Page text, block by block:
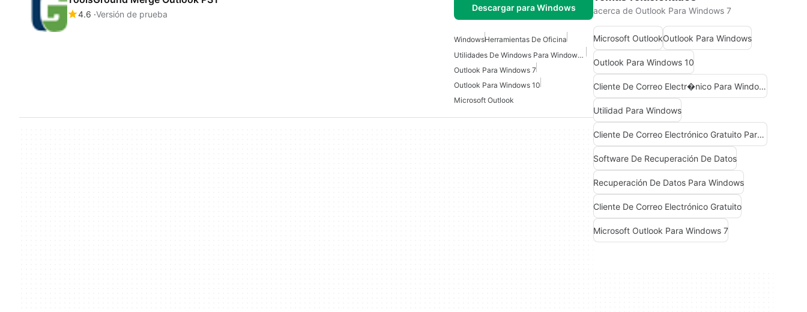
4.6 Versión de prueba
Descargar para Windows
WindowsHerramientas De Oficina
Utilidades De Windows Para Windows 10
Outlook Para Windows 7
Outlook Para Windows 10
Microsoft Outlook
acerca de Outlook Para Windows 7
Microsoft OutlookOutlook Para Windows
Outlook Para Windows 10
Cliente De Correo Electr�nico Para Windows
Utilidad Para Windows
Cliente De Correo Electrónico Gratuito Para Windows
Software De Recuperación De Datos
Recuperación De Datos Para Windows
Cliente De Correo Electrónico Gratuito
Microsoft Outlook Para Windows 7